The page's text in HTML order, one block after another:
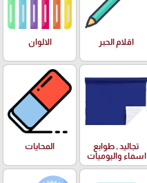
اقلام الحبر الالوان
تجاليد , طوابع
اسماء واليوميات
المحايات